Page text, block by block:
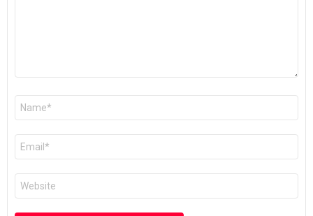
Nom
E-
mail
*
Site
web